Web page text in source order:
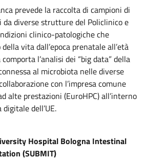
prevede la raccolta di campioni di
diverse strutture del Policlinico e
clinico-patologiche che
vita dall’epoca prenatale all’età
l’analisi dei “big data” della
al microbiota nelle diverse
con l’impresa comune
alte prestazioni (EuroHPC) all’interno
dell’UE.
Hospital Bologna Intestinal
(SUBMIT)